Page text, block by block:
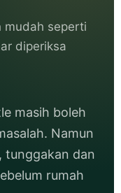
mudah seperti
diperiksa
masih boleh
Namun
tunggakan dan
rumah